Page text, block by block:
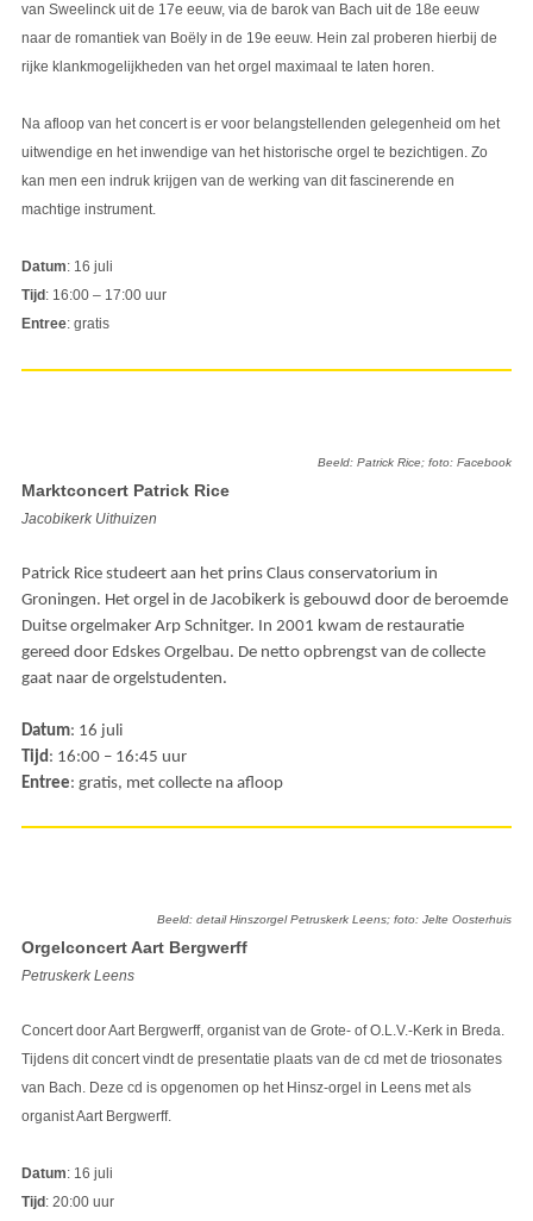
van Sweelinck uit de 17e eeuw, via de barok van Bach uit de 18e eeuw
naar de romantiek van Boëly in de 19e eeuw. Hein zal proberen hierbij de
rijke klankmogelijkheden van het orgel maximaal te laten horen.
Na afloop van het concert is er voor belangstellenden gelegenheid om het
uitwendige en het inwendige van het historische orgel te bezichtigen. Zo
kan men een indruk krijgen van de werking van dit fascinerende en
machtige instrument.
Datum: 16 juli
Tijd : 16:00 – 17:00 uur
Entree: gratis
Beeld: Patrick Rice; foto: Facebook
Marktconcert Patrick Rice
Jacobikerk Uithuizen
Patrick Rice studeert aan het prins Claus conservatorium in
Groningen. Het orgel in de Jacobikerk is gebouwd door de beroemde
Duitse orgelmaker Arp Schnitger. In 2001 kwam de restauratie
gereed door Edskes Orgelbau. De netto opbrengst van de collecte
gaat naar de orgelstudenten.
Datum: 16 juli
Tijd: 16:00 – 16:45 uur
Entree: gratis, met collecte na afloop
Beeld: detail Hinszorgel Petruskerk Leens; foto: Jelte Oosterhuis
Orgelconcert Aart Bergwerff
Petruskerk Leens
Concert door Aart Bergwerff, organist van de Grote- of O.L.V.-Kerk in Breda.
Tijdens dit concert vindt de presentatie plaats van de cd met de triosonates
van Bach. Deze cd is opgenomen op het Hinsz-orgel in Leens met als
organist Aart Bergwerff.
Datum: 16 juli
Tijd : 20:00 uur